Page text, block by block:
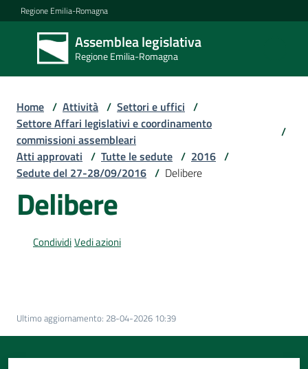
Vai al contenuto
Vai alla navigazione
Vai al footer
Regione Emilia-Romagna
Assemblea legislativa
Regione Emilia-Romagna
Assemblea
legislativa
Regione Emilia-
Assemblea
Attività
Per
Home / Attività / Settori e uffici /
Settore Affari legislativi e coordinamento
commissioni assembleari
/
Atti approvati / Tutte le sedute / 2016 /
Sedute del 27-28/09/2016 / Delibere
Delibere
CondividiVedi azioni
Ultimo aggiornamento: 28-04-2026 10:39